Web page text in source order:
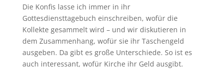
Die Konfis lasse ich immer in ihr
Gottesdiensttagebuch einschreiben, wofür die
Kollekte gesammelt wird – und wir diskutieren in
dem Zusammenhang, wofür sie ihr Taschengeld
ausgeben. Da gibt es große Unterschiede. So ist es
auch interessant, wofür Kirche ihr Geld ausgibt.